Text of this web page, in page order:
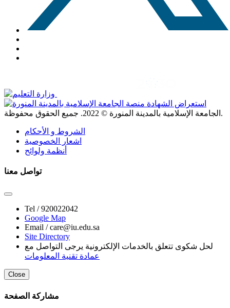
الجامعة الإسلامية بالمدينة المنورة © 2022 . جميع الحقوق محفوظة.
الشروط و الأحكام
اشعار الخصوصية
أنظمة ولوائح
تواصل معنا
Tel /920022042
Google Map
Email /care@iu.edu.sa
Site Directory
لحل شكوى تتعلق بالخدمات الإلكترونية يرجى التواصل مع
عمادة تقنية المعلومات
Close
مشاركة الصفحة